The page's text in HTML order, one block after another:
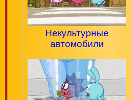
Некультурные
автомобили